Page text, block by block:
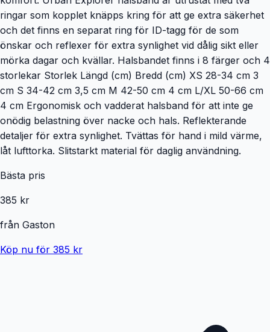
ringar som kopplet knäpps kring för att ge extra säkerhet
och det finns en separat ring för ID-tagg för de som
önskar och reflexer för extra synlighet vid dålig sikt eller
mörka dagar och kvällar. Halsbandet finns i 8 färger och 4
storlekar Storlek Längd (cm) Bredd (cm) XS 28-34 cm 3
cm S 34-42 cm 3,5 cm M 42-50 cm 4 cm L/XL 50-66 cm
4 cm Ergonomisk och vadderat halsband för att inte ge
onödig belastning över nacke och hals. Reflekterande
detaljer för extra synlighet. Tvättas för hand i mild värme,
låt lufttorka. Slitstarkt material för daglig användning.
Bästa pris
385 kr
från Gaston
Köp nu för 385 kr